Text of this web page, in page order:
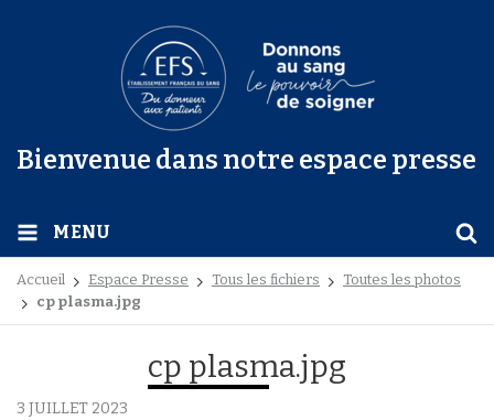
Bienvenue dans notre espace presse
MENU
Accueil Espace Presse Tous les fichiers
Toutes les photos
cp plasma.jpg
cp plasma.jpg
3 JUILLET 2023